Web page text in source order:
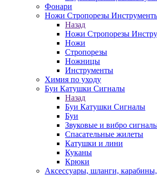
Фонари
Ножи Стропорезы
Назад
Ножи Стропорезы
Ножи
Стропорезы
Ножницы
Инструменты
Химия по уходу
Буи Катушки Сигналы
Назад
Буи Катушки Сигналы
Буи
Звуковые и вибро
Спасательные жилеты
Катушки и лини
Куканы
Крюки
Аксессуары, шланги,